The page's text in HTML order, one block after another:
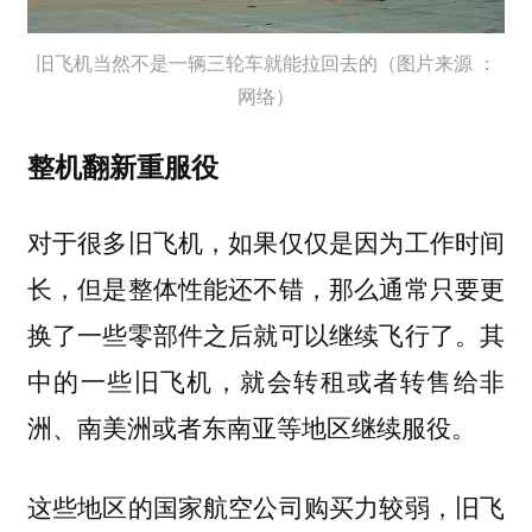
旧飞机当然不是一辆三轮车就能拉回去的（图片来源 ：
网络）
整机翻新重服役
对于很多旧飞机，如果仅仅是因为工作时间
长，但是整体性能还不错，那么通常只要更
换了一些零部件之后就可以继续飞行了。其
中的一些旧飞机，就会转租或者转售给非
洲、南美洲或者东南亚等地区继续服役。
这些地区的国家航空公司购买力较弱，旧飞